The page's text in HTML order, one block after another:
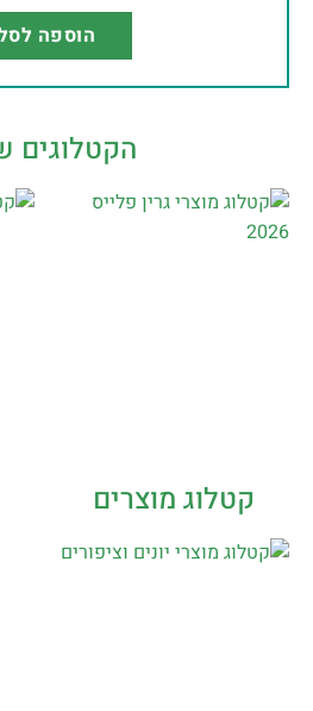
הוספה
הקטלוגים
קטלוג מוצרים